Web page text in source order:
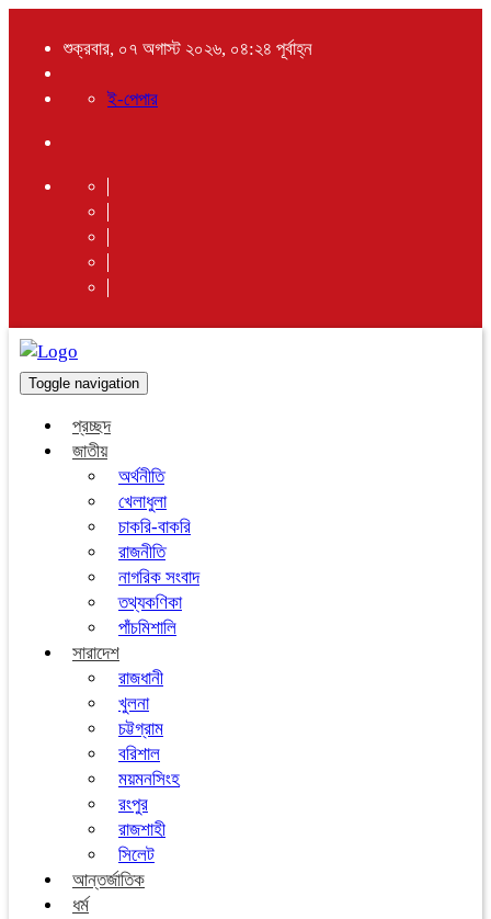
শুক্রবার, ০৭ অগাস্ট ২০২৬, ০৪:২৪ পূর্বাহ্ন
ই-পেপার
Toggle navigation
প্রচ্ছদ
জাতীয়
অর্থনীতি
খেলাধুলা
চাকরি-বাকরি
রাজনীতি
নাগরিক সংবাদ
তথ্যকণিকা
পাঁচমিশালি
সারাদেশ
রাজধানী
খুলনা
চট্টগ্রাম
বরিশাল
ময়মনসিংহ
রংপুর
রাজশাহী
সিলেট
আন্তর্জাতিক
ধর্ম